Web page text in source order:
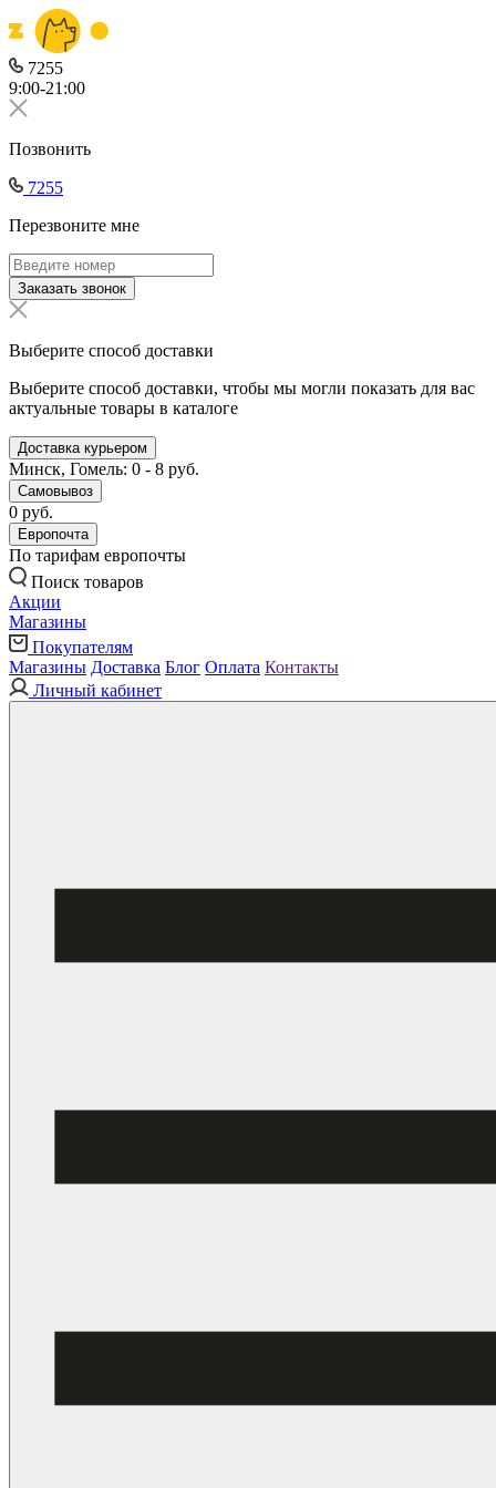
7255
9:00-21:00
Позвонить
7255
Перезвоните мне
Заказать звонок
Выберите способ доставки
Выберите способ доставки, чтобы мы могли показать для вас
актуальные товары в каталоге
Доставка курьером
Минск, Гомель: 0 - 8 руб.
Самовывоз
0 руб.
Европочта
По тарифам европочты
Поиск товаров
Акции
Магазины
Покупателям
Магазины Доставка Блог Оплата Контакты
Личный кабинет